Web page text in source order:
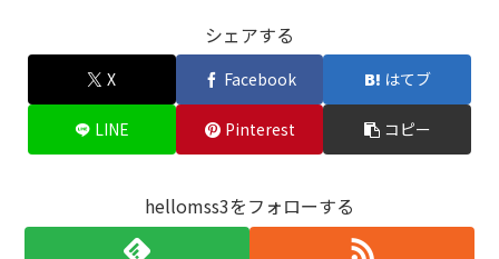
シェアする
X Facebook はてブ
LINE Pinterest コピー
hellomss3をフォローする